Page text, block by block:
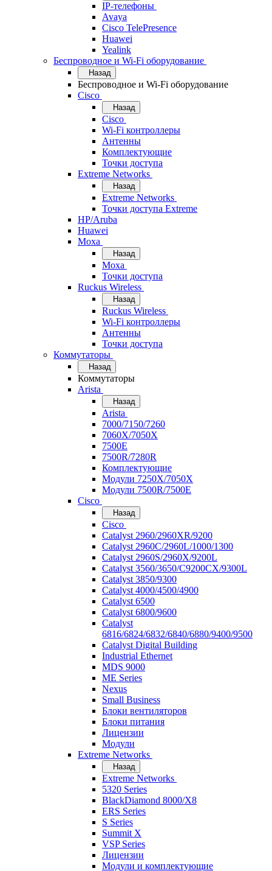
IP-телефоны
Avaya
Cisco TelePresence
Huawei
Yealink
Беспроводное и Wi-Fi оборудование
Назад
Беспроводное и Wi-Fi оборудование
Cisco
Назад
Cisco
Wi-Fi контроллеры
Антенны
Комплектующие
Точки доступа
Extreme Networks
Назад
Extreme Networks
Точки доступа Extreme
HP/Aruba
Huawei
Moxa
Назад
Moxa
Точки доступа
Ruckus Wireless
Назад
Ruckus Wireless
Wi-Fi контроллеры
Антенны
Точки доступа
Коммутаторы
Назад
Коммутаторы
Arista
Назад
Arista
7000/7150/7260
7060X/7050X
7500E
7500R/7280R
Комплектующие
Модули 7250X/7050X
Модули 7500R/7500E
Cisco
Назад
Cisco
Catalyst 2960/2960XR/9200
Catalyst 2960C/2960L/1000/1300
Catalyst 2960S/2960X/9200L
Catalyst 3560/3650/C9200CX/9300L
Catalyst 3850/9300
Catalyst 4000/4500/4900
Catalyst 6500
Catalyst 6800/9600
Catalyst
6816/6824/6832/6840/6880/9400/9500
Catalyst Digital Building
Industrial Ethernet
MDS 9000
ME Series
Nexus
Small Business
Блоки вентиляторов
Блоки питания
Лицензии
Модули
Extreme Networks
Назад
Extreme Networks
5320 Series
BlackDiamond 8000/X8
ERS Series
S Series
Summit X
VSP Series
Лицензии
Модули и комплектующие